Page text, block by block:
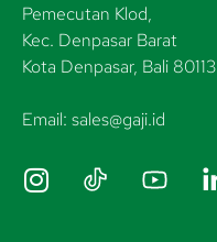
Pemecutan Klod,
Kec. Denpasar Barat
Kota Denpasar, Bali 80113
Email: sales@gaji.id
I